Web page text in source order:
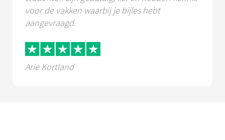
voor de vakken waarbij je bijles hebt
aangevraagd.
Arie Kortland